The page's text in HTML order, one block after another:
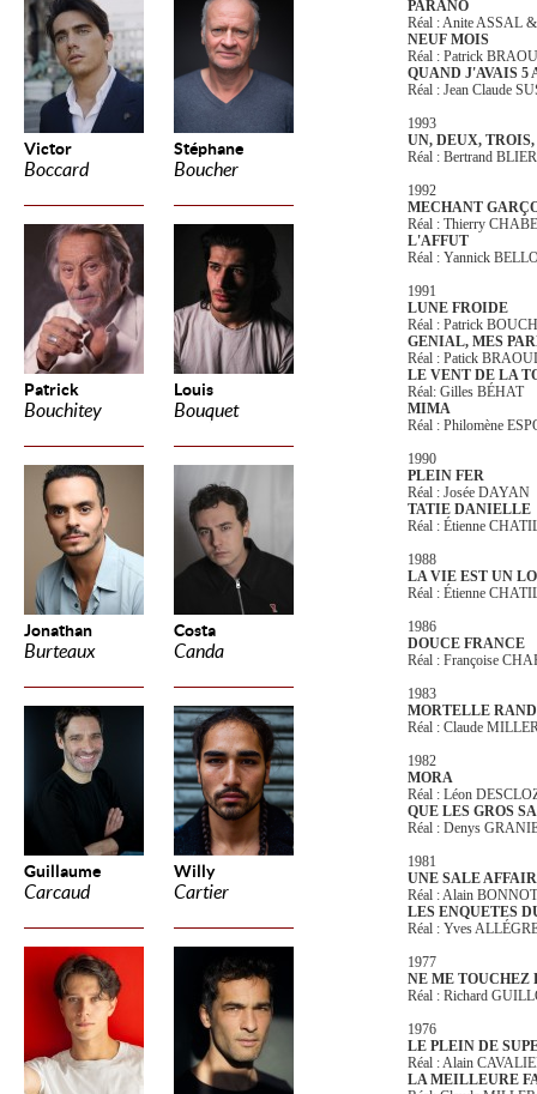
Victor
Boccard
Stéphane
Boucher
Patrick
Bouchitey
Louis
Bouquet
Jonathan
Burteaux
Costa
Canda
Guillaume
Carcaud
Willy
Cartier
PARANO
Réal : Anite ASSAL
NEUF MOIS
Réal : Patrick
QUAND J'AVAIS 5
Réal : Jean Claude
1993
UN, DEUX,
Réal : Bertrand
1992
MECHANT
Réal : Thierry
L'AFFUT
Réal : Yannick
1991
LUNE FROIDE
Réal : Patrick
GENIAL, MES
Réal : Patick
LE VENT DE LA
Réal: Gilles BÉHAT
MIMA
Réal : Philomène
1990
PLEIN FER
Réal : Josée DAYAN
TATIE DANIELLE
Réal : Étienne
1988
LA VIE EST UN
Réal : Étienne
1986
DOUCE FRANCE
Réal : Françoise
1983
MORTELLE
Réal : Claude
1982
MORA
Réal : Léon
QUE LES GROS
Réal : Denys
1981
UNE SALE
Réal : Alain
LES ENQUETES
Réal : Yves
1977
NE ME TOUCHEZ
Réal : Richard
1976
LE PLEIN DE
Réal : Alain
LA MEILLEURE